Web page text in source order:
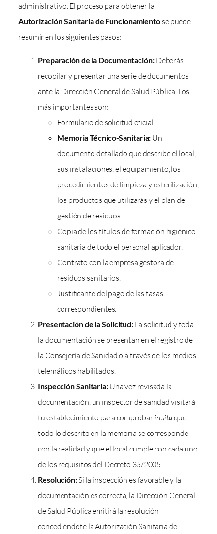
administrativo. El proceso para obtener la
Autorización Sanitaria de Funcionamiento se puede
resumir en los siguientes pasos:
Preparación de la Documentación:Deberás
recopilar y presentar una serie de documentos
ante la Dirección General de Salud Pública. Los
más importantes son:
Formulario de solicitud oficial.
Memoria Técnico-Sanitaria: Un
documento detallado que describe el local,
sus instalaciones, el equipamiento, los
procedimientos de limpieza y esterilización,
los productos que utilizarás y el plan de
gestión de residuos.
Copia de los títulos de formación higiénico-
sanitaria de todo el personal aplicador.
Contrato con la empresa gestora de
residuos sanitarios.
Justificante del pago de las tasas
correspondientes.
Presentación de la Solicitud: La solicitud y toda
la documentación se presentan en el registro de
la Consejería de Sanidad o a través de los medios
telemáticos habilitados.
Inspección Sanitaria:Una vez revisada la
documentación, un inspector de sanidad visitará
tu establecimiento para comprobar in situque
todo lo descrito en la memoria se corresponde
con la realidad y que el local cumple con cada uno
de los requisitos del Decreto 35/2005.
Resolución:Si la inspección es favorable y la
documentación es correcta, la Dirección General
de Salud Pública emitirá la resolución
concediéndote la Autorización Sanitaria de